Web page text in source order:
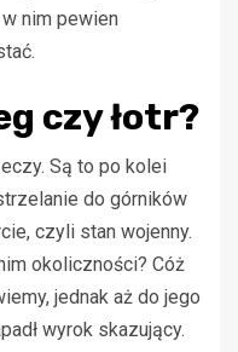
nim pewien
czy łotr?
Są to po kolei
do górników
czyli stan wojenny.
okoliczności? Cóż
jednak aż do jego
wyrok skazujący.